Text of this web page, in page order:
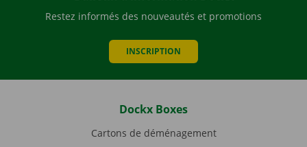
Restez informés des nouveautés et promotions
INSCRIPTION
Dockx Boxes
Cartons de déménagement